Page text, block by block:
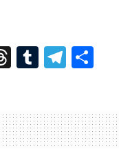
Threads
Tumblr